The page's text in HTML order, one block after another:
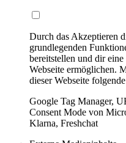
Durch das Akzeptieren
grundlegenden
bereitstellen und dir
Webseite ermöglichen.
dieser Webseite
Google Tag Manager,
Consent Mode von
Klarna, Freshchat